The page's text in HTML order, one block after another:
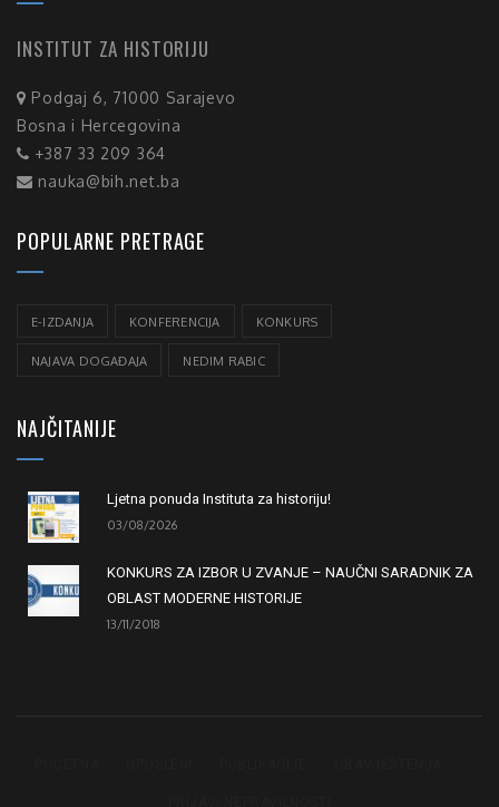
INSTITUT ZA HISTORIJU
Podgaj 6, 71000 Sarajevo
Bosna i Hercegovina
+387 33 209 364
nauka@bih.net.ba
POPULARNE PRETRAGE
E-IZDANJA KONFERENCIJA KONKURS
NAJAVA DOGAĐAJA NEDIM RABIC
NAJČITANIJE
Ljetna ponuda Instituta za historiju!
03/08/2026
KONKURS ZA IZBOR U ZVANJE – NAUČNI SARADNIK ZA
OBLAST MODERNE HISTORIJE
13/11/2018